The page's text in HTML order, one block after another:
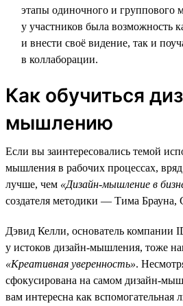
этапы одиночного и группового
у участников была возможность
и внести своё видение, так и
в коллаборации.
Как обучиться
мышлению
Если вы заинтересовались темой
мышления в рабочих процессах,
лучше, чем «Дизайн-мышление в
создателя методики — Тима
Дэвид Келли, основатель компании
у истоков дизайн-мышления, тоже
«Креативная уверенность».
сфокусирована на самом дизайн-
вам интересна как вспомогательная